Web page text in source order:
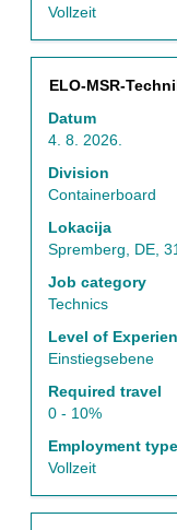
Vollzeit
Naslov
ELO-MSR-
Datum
4. 8. 2026.
Division
Containerboard
Lokacija
Spremberg, DE,
Job category
Technics
Level of
Einstiegsebene
Required travel
0 - 10%
Employment type
Vollzeit
Izaberite
razmaknicom
da
biste
prikazali
sadržaj
informacija
o
poslu.